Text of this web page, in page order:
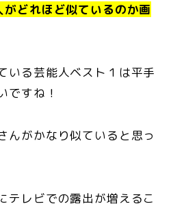
どれほど似ているのか画
いる芸能人ベスト１は平手
ですね！
んがかなり似ていると思っ
テレビでの露出が増えるこ